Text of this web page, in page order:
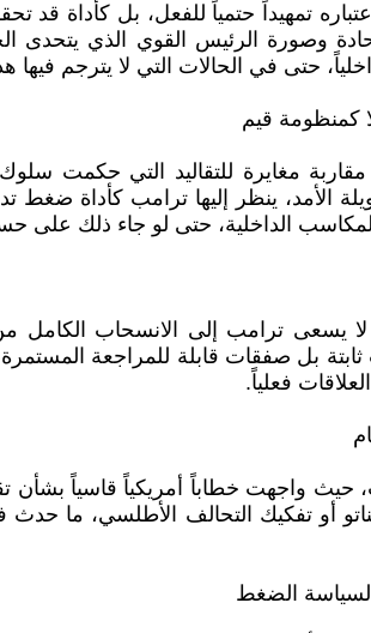
تمهيداً حتمياً للفعل، بل كأداة
وصورة الرئيس القوي الذي يتحدى
حتى في الحالات التي لا يترجم
كمنظومة قيم
مغايرة للتقاليد التي حكمت سلوك
الأمد، ينظر إليها ترامب كأداة
الداخلية، حتى لو جاء ذلك على
يسعى ترامب إلى الانسحاب الكامل
ثابتة بل صفقات قابلة للمراجعة
فعلياً.
حيث واجهت خطاباً أمريكياً قاسياً
أو تفكيك التحالف الأطلسي، ما
لسياسة الضغط